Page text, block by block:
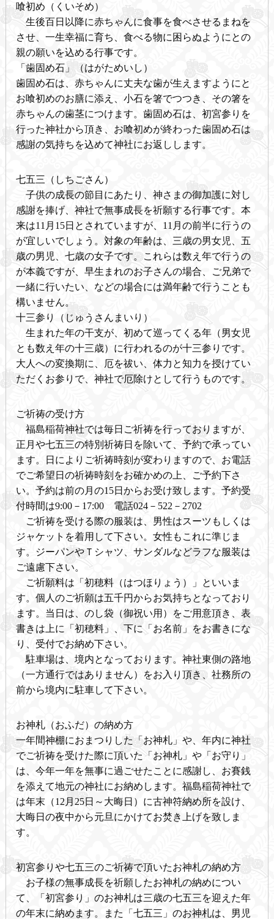
喰初め（くいそめ）
生後百日以降に赤ちゃんに食事を食べさせるまねを
させ、一生幸福に育ち、食べる物に困らぬようにとの
親の願いを込める行事です。
「歯固め石」（はがためいし）
歯固め石は、赤ちゃんに丈夫な歯が生えますようにと
お喰初めのお膳に添え、小石を箸でつつき、その箸を
赤ちゃんの歯茎につけます。歯固め石は、初宮参りを
行った神社から頂き、お喰初めが終わった歯固め石は
感謝の気持ちを込めて神社にお返しします。
七五三（しちごさん）
子供の成長の節目にあたり、神さまの御加護に対し
感謝を捧げ、神社で無事成長を祈願する行事です。本
来は11月15日とされていますが、11月の前半に行うの
が宜しいでしょう。対象の年齢は、三歳の男女児、五
歳の男児、七歳の女子です。これらは数え年で行うの
が本義ですが、早生まれのお子さんの場合、ご兄弟で
一緒に行いたい、などの場合には満年齢で行うことも
構いません。
十三参り（じゅうさんまいり）
生まれた年の干支が、初めて巡ってくる年（男女児
とも数え年の十三歳）に行われるのが十三参りです。
大人への変換期に、厄を祓い、体力と知力を授けてい
ただくお参りで、神社で厄除けとして行うものです。
ご祈祷の受け方
福島稲荷神社では毎日ご祈祷を行っておりますが、
正月や七五三の特別祈祷日を除いて、予約で承ってい
ます。日によりご祈祷時刻が変わりますので、お電話
でご希望日の祈祷時刻をお確かめの上、ご予約下さ
い。予約は前の月の15日からお受け致します。予約受
付時間は9:00－17:00 電話024－522－2702
ご祈祷を受ける際の服装は、男性はスーツもしくは
ジャケットを着用して下さい。女性もこれに準じま
す。ジーパンやＴシャツ、サンダルなどラフな服装は
ご遠慮下さい。
ご祈願料は「初穂料（はつほりょう）」といいま
す。個人のご祈願は五千円からお気持ちとなっており
ます。当日は、のし袋（御祝い用）をご用意頂き、表
書きは上に「初穂料」、下に「お名前」をお書きにな
り、受付でお納め下さい。
駐車場は、境内となっております。神社東側の路地
（一方通行ではありません）をお入り頂き、社務所の
前から境内に駐車して下さい。
お神札（おふだ）の納め方
一年間神棚におまつりした「お神札」や、年内に神社
でご祈祷を受けた際に頂いた「お神札」や「お守り」
は、今年一年を無事に過ごせたことに感謝し、お賽銭
を添えて地元の神社にお納めします。福島稲荷神社で
は年末（12月25日～大晦日）に古神符納め所を設け、
大晦日の夜中から元旦にかけてお焚き上げを致しま
す。
初宮参りや七五三のご祈祷で頂いたお神札の納め方
お子様の無事成長を祈願したお神札の納めについ
て、「初宮参り」のお神札は三歳の七五三を迎えた年
の年末に納めます。また「七五三」のお神札は、男児